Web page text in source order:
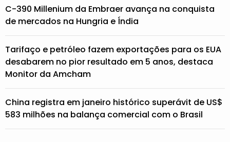
C-390 Millenium da Embraer avança na conquista
de mercados na Hungria e Índia
Tarifaço e petróleo fazem exportações para os EUA
desabarem no pior resultado em 5 anos, destaca
Monitor da Amcham
China registra em janeiro histórico superávit de US$
583 milhões na balança comercial com o Brasil